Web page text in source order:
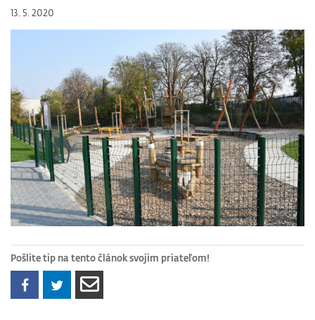
13. 5. 2020
Pošlite tip na tento článok svojim priateľom!